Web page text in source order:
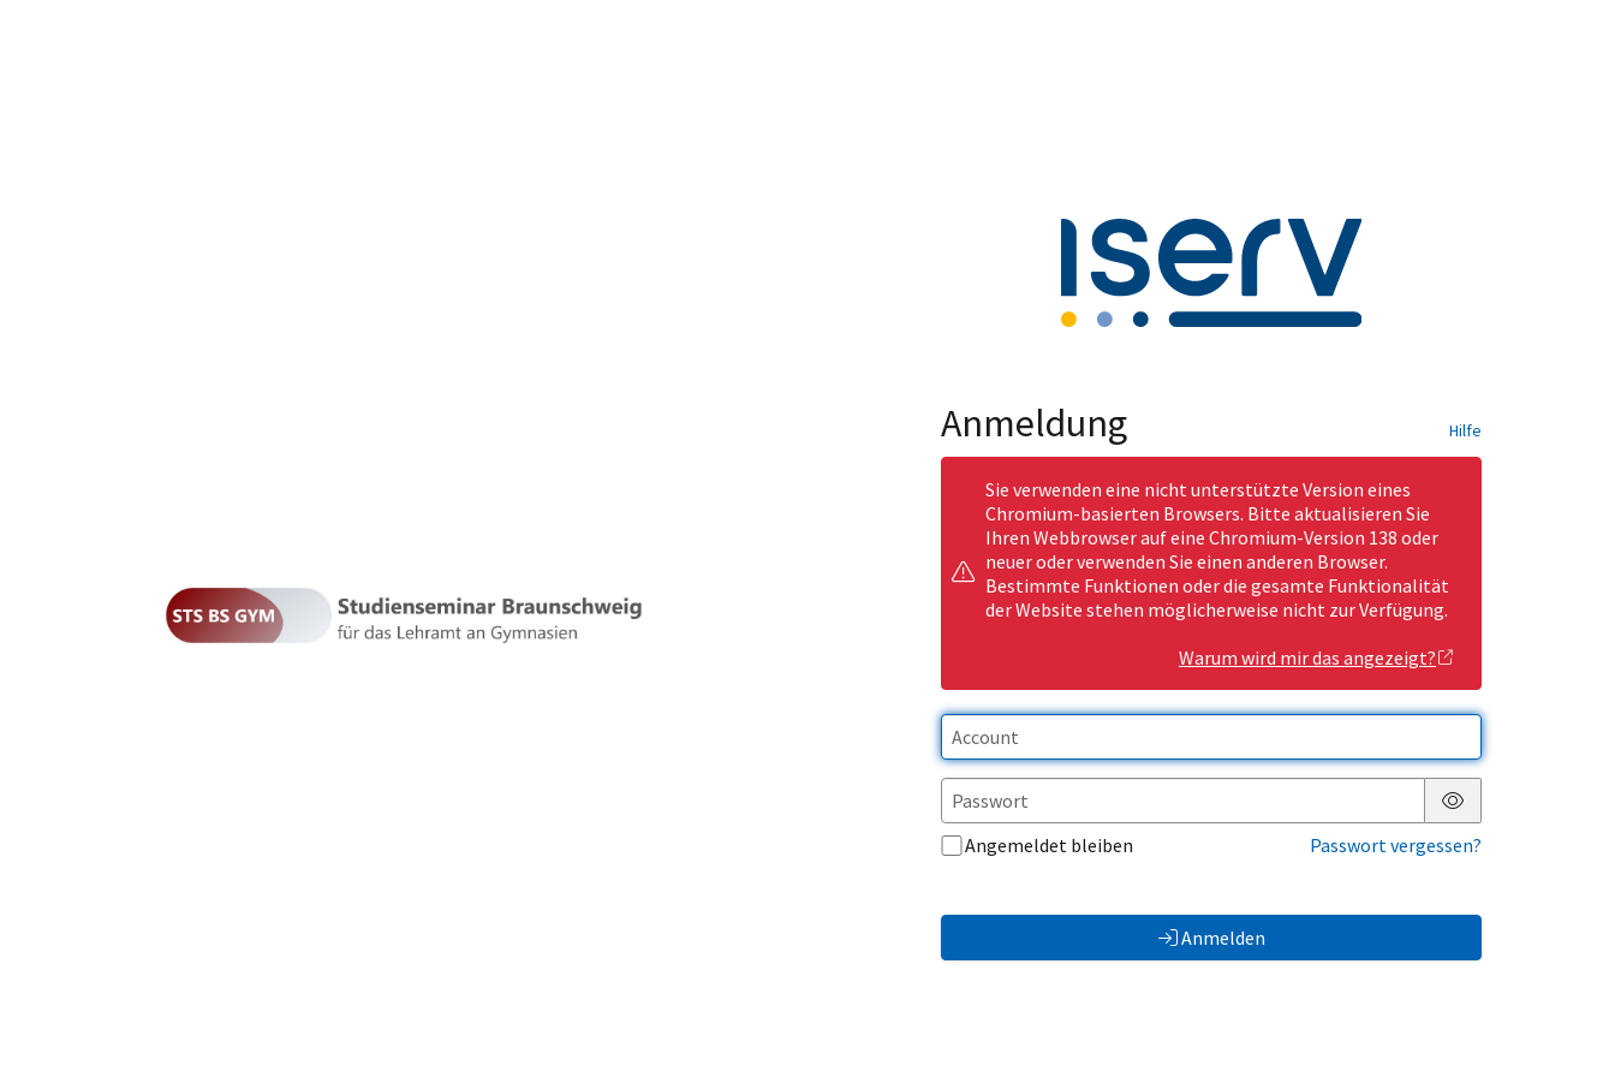
Anmeldung Hilfe
Sie verwenden eine nicht unterstützte Version eines
Chromium-basierten Browsers. Bitte aktualisieren Sie
Ihren Webbrowser auf eine Chromium-Version 138 oder
neuer oder verwenden Sie einen anderen Browser.
Bestimmte Funktionen oder die gesamte Funktionalität
der Website stehen möglicherweise nicht zur Verfügung.
Warum wird mir das angezeigt?
Passwort anzeigen
Angemeldet bleiben
Passwort vergessen?
Anmelden